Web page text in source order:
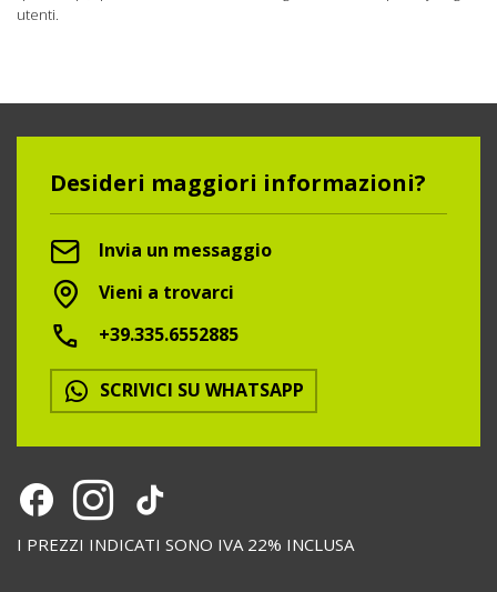
utenti.
Desideri maggiori informazioni?
Invia un messaggio
Vieni a trovarci
+39.335.6552885
SCRIVICI SU WHATSAPP
I PREZZI INDICATI SONO IVA 22% INCLUSA